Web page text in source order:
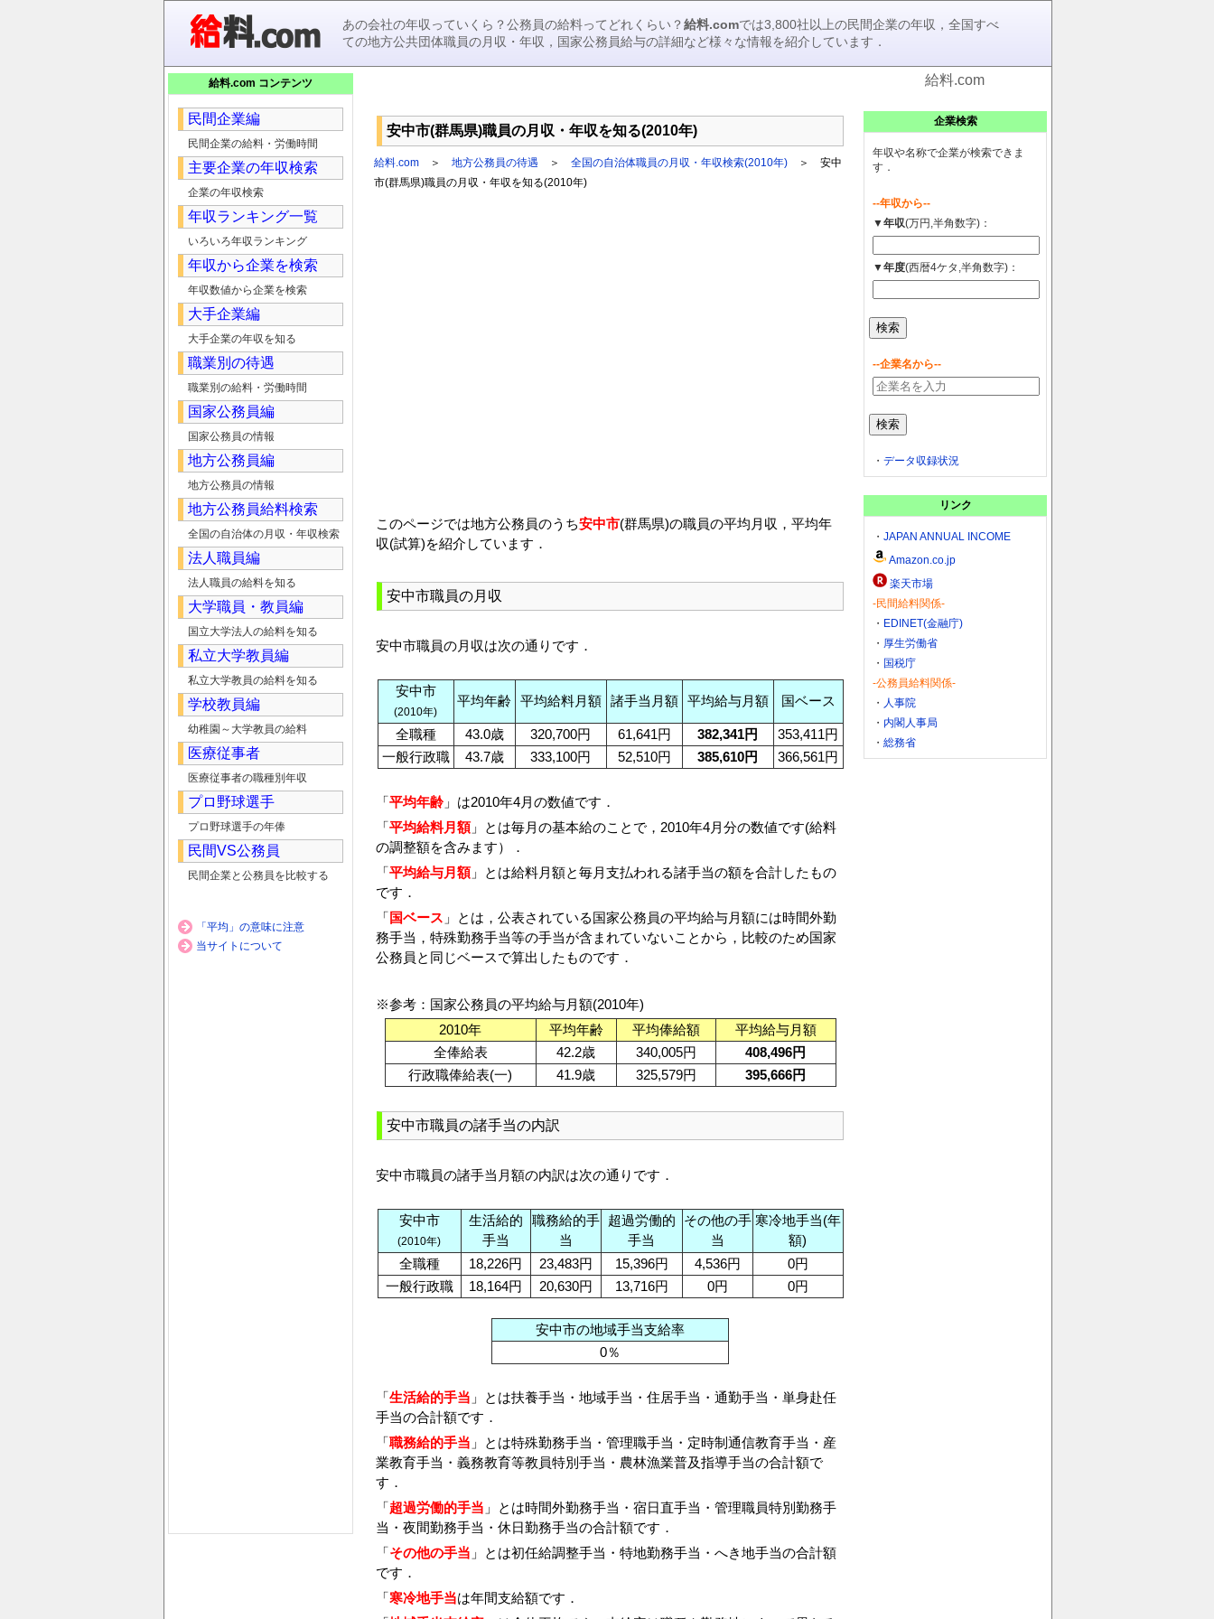
あの会社の年収っていくら？公務員の給料ってどれくらい？給料.comでは3,800社以上の民間企業の年収，全国すべ
ての地方公共団体職員の月収・年収，国家公務員給与の詳細など様々な情報を紹介しています．
安中市(群馬県)職員の月収・年収を知る(2010年)
給料.com ＞ 地方公務員の待遇 ＞ 全国の自治体職員の月収・年収検索(2010年) ＞ 安中
市(群馬県)職員の月収・年収を知る(2010年)
このページでは地方公務員のうち安中市(群馬県)の職員の平均月収，平均年
収(試算)を紹介しています．
安中市職員の月収
安中市職員の月収は次の通りです．
安中市
(2010年)
平均年齢 平均給料月額 諸手当月額 平均給与月額 国ベース
全職種 43.0歳 320,700円 61,641円 382,341円
353,411円
一般行政職
43.7歳 333,100円 52,510円 385,610円 366,561円
「平均年齢」は2010年4月の数値です．
「平均給料月額」とは毎月の基本給のことで，2010年4月分の数値です(給料
の調整額を含みます）．
「平均給与月額」とは給料月額と毎月支払われる諸手当の額を合計したもの
です．
「国ベース 」とは，公表されている国家公務員の平均給与月額には時間外勤
務手当，特殊勤務手当等の手当が含まれていないことから，比較のため国家
公務員と同じベースで算出したものです．
※参考：国家公務員の平均給与月額(2010年)
2010年
平均年齢 平均俸給額
平均給与月額
全俸給表
42.2歳 340,005円
408,496円
行政職俸給表(一)
41.9歳 325,579円 395,666円
安中市職員の諸手当の内訳
安中市職員の諸手当月額の内訳は次の通りです．
安中市
(2010年)
生活給的
手当
職務給的手
当
超過労働的
手当
その他の手
当
寒冷地手当(年
額)
全職種
18,226円 23,483円 15,396円 4,536円
0円
一般行政職
18,164円 20,630円 13,716円 0円 0円
安中市の地域手当支給率
0％
「生活給的手当 」とは扶養手当・地域手当・住居手当・通勤手当・単身赴任
手当の合計額です．
「職務給的手当 」とは特殊勤務手当・管理職手当・定時制通信教育手当・産
業教育手当・義務教育等教員特別手当・農林漁業普及指導手当の合計額で
す．
「超過労働的手当 」とは時間外勤務手当・宿日直手当・管理職員特別勤務手
当・夜間勤務手当・休日勤務手当の合計額です．
「その他の手当 」とは初任給調整手当・特地勤務手当・へき地手当の合計額
です．
「寒冷地手当は年間支給額です．
給料.com コンテンツ
民間企業編
民間企業の給料・労働時間
主要企業の年収検索
企業の年収検索
年収ランキング一覧
いろいろ年収ランキング
年収から企業を検索
年収数値から企業を検索
大手企業編
大手企業の年収を知る
職業別の待遇
職業別の給料・労働時間
国家公務員編
国家公務員の情報
地方公務員編
地方公務員の情報
地方公務員給料検索
全国の自治体の月収・年収検索
法人職員編
法人職員の給料を知る
大学職員・教員編
国立大学法人の給料を知る
私立大学教員編
私立大学教員の給料を知る
学校教員編
幼稚園～大学教員の給料
医療従事者
医療従事者の職種別年収
プロ野球選手
プロ野球選手の年俸
民間VS公務員
民間企業と公務員を比較する
「平均」の意味に注意
当サイトについて
給料.com
企業検索
年収や名称で企業が検索できま
す．
--年収から--
▼年収(万円,半角数字)：
▼年度(西暦4ケタ,半角数字)：
--企業名から--
・ データ収録状況
リンク
・ JAPAN ANNUAL INCOME
Amazon.co.jp
楽天市場
-民間給料関係-
・ EDINET(金融庁)
・ 厚生労働省
・ 国税庁
-公務員給料関係-
・ 人事院
・ 内閣人事局
・ 総務省